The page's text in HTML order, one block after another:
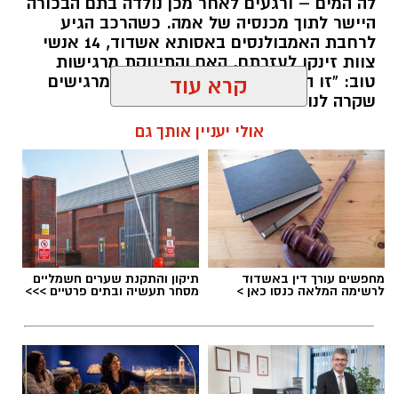
היישר לתוך מכנסיה של אמה. כשהרכב הגיע
לרחבת האמבולנסים באסותא אשדוד, 14 אנשי
צוות זינקו לעזרתם. האם והתינוקת מרגישות
טוב: “זו הייתה חוויה מטורפת, אנחנו מרגישים
שקרה לנו נס״
להאזנה לתוכן:
עופר אשטוקר / 08:12 10.08.26
תגים:אסותא אשדוד, לידה ברכב
קרא עוד
אולי יעניין אותך גם
מחפשים עורך דין באשדוד
לרשימה המלאה כנסו כאן >
תיקון והתקנת שערים חשמליים
מסחר תעשיה ובתים פרטיים >>>